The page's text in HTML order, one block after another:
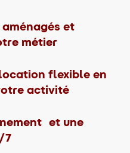
et
métier
flexible en
activité
et une
7